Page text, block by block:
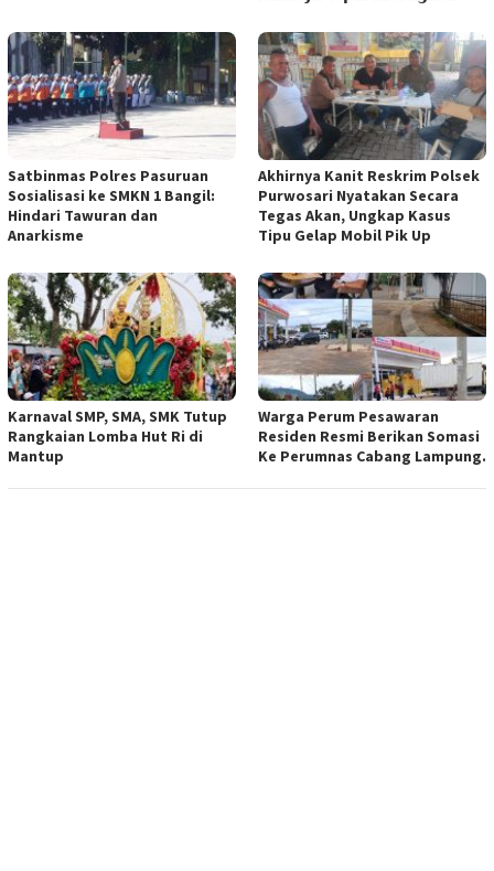
Satbinmas Polres Pasuruan
Sosialisasi ke SMKN 1 Bangil:
Hindari Tawuran dan
Anarkisme
Akhirnya Kanit Reskrim Polsek
Purwosari Nyatakan Secara
Tegas Akan, Ungkap Kasus
Tipu Gelap Mobil Pik Up
Karnaval SMP, SMA, SMK Tutup
Rangkaian Lomba Hut Ri di
Mantup
Warga Perum Pesawaran
Residen Resmi Berikan Somasi
Ke Perumnas Cabang Lampung.